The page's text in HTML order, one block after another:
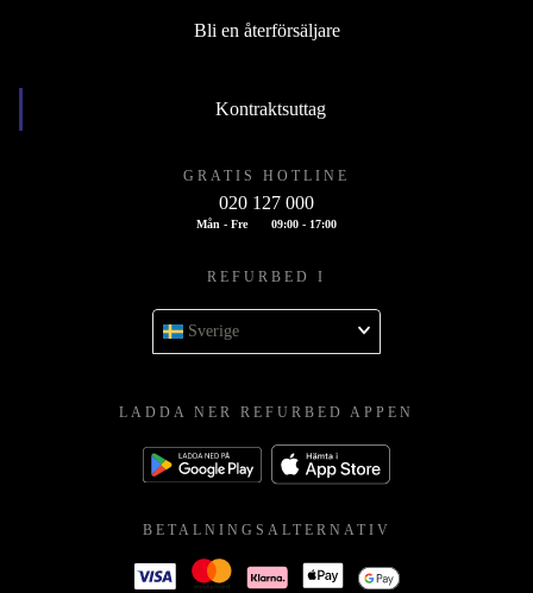
Bli en återförsäljare
Kontraktsuttag
GRATIS HOTLINE
020 127 000
Mån - Fre 09:00 - 17:00
REFURBED I
Sverige
LADDA NER REFURBED APPEN
BETALNINGSALTERNATIV